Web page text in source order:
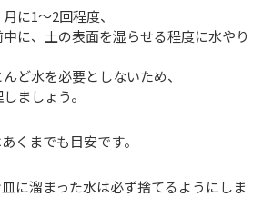
月に1～2回程度、
に、土の表面を湿らせる程度に水やり
ど水を必要としないため、
ましょう。
くまでも目安です。
に溜まった水は必ず捨てるようにしま